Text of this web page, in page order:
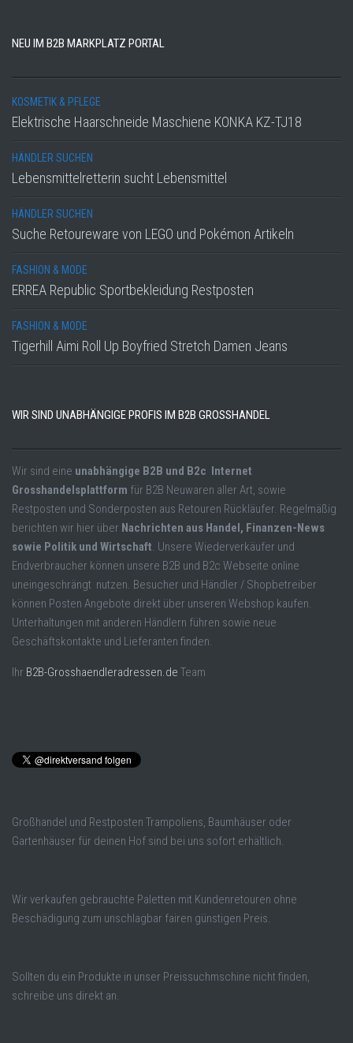
NEU IM B2B MARKPLATZ PORTAL
KOSMETIK & PFLEGE
Elektrische Haarschneide Maschiene KONKA KZ-TJ18
HÄNDLER SUCHEN
Lebensmittelretterin sucht Lebensmittel
HÄNDLER SUCHEN
Suche Retoureware von LEGO und Pokémon Artikeln
FASHION & MODE
ERREA Republic Sportbekleidung Restposten
FASHION & MODE
Tigerhill Aimi Roll Up Boyfried Stretch Damen Jeans
WIR SIND UNABHÄNGIGE PROFIS IM B2B GROSSHANDEL
Wir sind eine unabhängige B2B und B2c Internet
Grosshandelsplattform für B2B Neuwaren aller Art, sowie
Restposten und Sonderposten aus Retouren Rückläufer. Regelmäßig
berichten wir hier über Nachrichten aus Handel, Finanzen-News
sowie Politik und Wirtschaft. Unsere Wiederverkäufer und
Endverbraucher können unsere B2B und B2c Webseite online
uneingeschrängt nutzen. Besucher und Händler / Shopbetreiber
können Posten Angebote direkt über unseren Webshop kaufen.
Unterhaltungen mit anderen Händlern führen sowie neue
Geschäftskontakte und Lieferanten finden.
Ihr B2B-Grosshaendleradressen.de Team
Großhandel und Restposten Trampoliens, Baumhäuser oder
Gartenhäuser für deinen Hof sind bei uns sofort erhältlich.
Wir verkaufen gebrauchte Paletten mit Kundenretouren ohne
Beschädigung zum unschlagbar fairen günstigen Preis.
Sollten du ein Produkte in unser Preissuchmschine nicht finden,
schreibe uns direkt an.